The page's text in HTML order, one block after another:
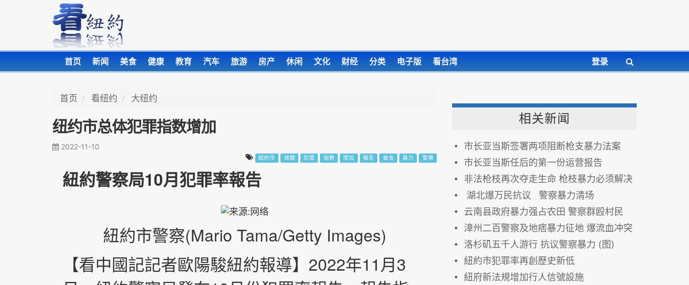
首页 新闻 美食 健康 教育 汽车 旅游 房产 休闲 文化 财经 分类 电子版 看台湾 登录
首页 看纽约 大纽约
纽约市总体犯罪指数增加
2022-11-10
紐約市 總體 犯罪 指數 增加 報告 槍支 暴力 警察
紐約警察局10月犯罪率報告
紐約市警察(Mario Tama/Getty Images)
【看中國記記者歐陽駿紐約報導】2022年11月3
相关新闻
市长亚当斯签署两项阻断枪支暴力法案
市长亚当斯任后的第一份运营报告
非法枪枝再次夺走生命 枪枝暴力必须解决
湖北爆万民抗议 警察暴力清场
云南县政府暴力强占农田 警察群殴村民
漳州二百警察及地痞暴力征地 爆流血冲突
洛杉矶五千人游行 抗议警察暴力 (图)
紐約市犯罪率再創歷史新低
紐府新法規增加行人信號設施